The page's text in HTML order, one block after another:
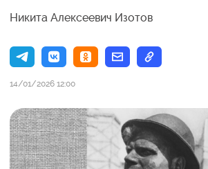
Никита Алексеевич Изотов
14/01/2026 12:00